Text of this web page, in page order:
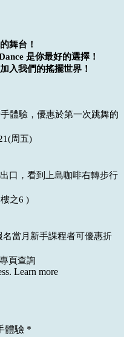
舞台！
是你最好的選擇！
入我們的搖擺世界！
體驗，優惠於第一次跳舞的
周五)
口，看到上島咖啡右轉步行
之6 )
當月新手課程者可優惠折
頁查詢
Learn more
體驗 *